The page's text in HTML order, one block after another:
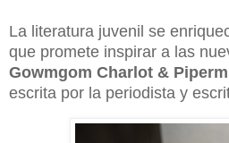
La literatura juvenil se
que promete inspirar a las
Gowmgom Charlot &
escrita por la periodista y